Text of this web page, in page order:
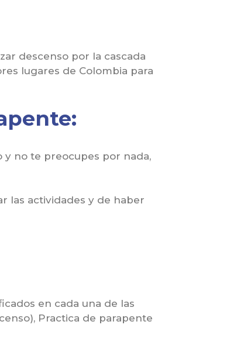
descenso por la cascada
lugares de Colombia para
no te preocupes por nada,
las actividades y de haber
en cada una de las
Practica de parapente